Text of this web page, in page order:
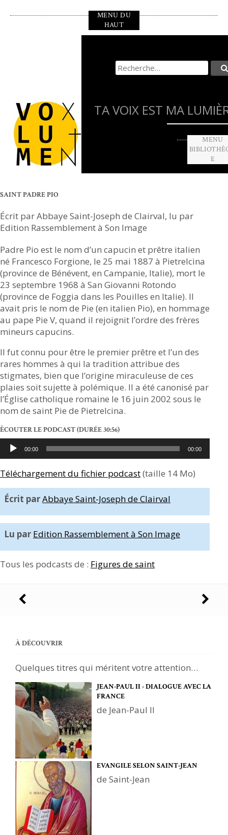
MENU DU
HAUT
Recherche
pour
TA VOIX EST MA
MENU
E
SAINT PADRE PIO
Écrit par Abbaye Saint-Joseph de Clairval, lu par
Edition Rassemblement à Son Image
Padre Pio est le nom d’un capucin et prêtre italien
né Francesco Forgione, le 25 mai 1887 à Pietrelcina
(province de Bénévent, en Campanie, Italie), mort le
23 septembre 1968 à San Giovanni Rotondo
(province de Foggia dans les Pouilles en Italie). Il
avait pris le nom de Pie (en italien Pio), en hommage
au pape Pie V, quand il rejoignit l’ordre des frères
mineurs capucins.
Il fut connu pour être le premier prêtre et l’un des
rares hommes à qui la tradition attribue des
stigmates, bien que l’origine miraculeuse de ces
plaies soit sujette à polémique. Il a été canonisé par
l’Église catholique romaine le 16 juin 2002 sous le
nom de saint Pie de Pietrelcina.
ĖCOUTER LE PODCAST(DURÉE 30:56)
Lecteur
audio
00:00 00:00
Téléchargement du fichier podcast(taille 14 Mo)
Écrit parAbbaye Saint-Joseph de Clairval
Lu par Edition Rassemblement à Son Image
Tous les podcasts de : Figures de saint
Navigation
articles
À DÉCOUVRIR
Quelques titres qui méritent votre attention…
JEAN-PAUL II - DIALOGUE AVEC LA
FRANCE
de Jean-Paul II
EVANGILE SELON SAINT-JEAN
de Saint-Jean